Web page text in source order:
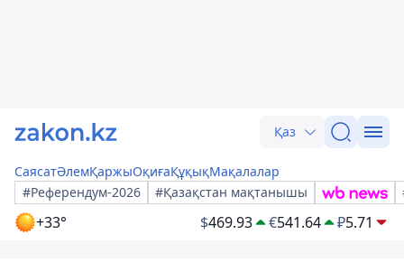
Қаз
СаясатӘлемҚаржыОқиғаҚұқықМақалалар
#Референдум-2026
#Қазақстан мақтанышы
+33° $469.93 €541.64 ₽5.71